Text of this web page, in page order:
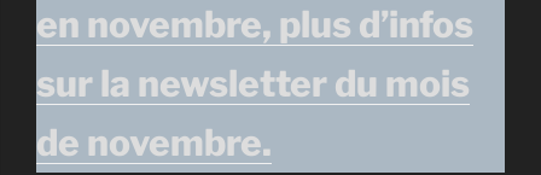
en novembre, plus d’infos
sur la newsletter du mois
de novembre.